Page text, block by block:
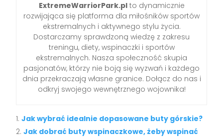
ExtremeWarriorPark.plto dynamicznie
rozwijająca się platforma dla miłośników sportów
ekstremalnych i aktywnego stylu życia.
Dostarczamy sprawdzoną wiedzę z zakresu
treningu, diety, wspinaczki i sportów
ekstremalnych. Nasza społeczność skupia
pasjonatów, którzy nie boją się wyzwań i każdego
dnia przekraczają własne granice. Dołącz do nas i
odkryj swojego wewnętrznego wojownika!
Jak wybrać idealnie dopasowane buty górskie?
Jak dobrać buty wspinaczkowe, żeby wspinać